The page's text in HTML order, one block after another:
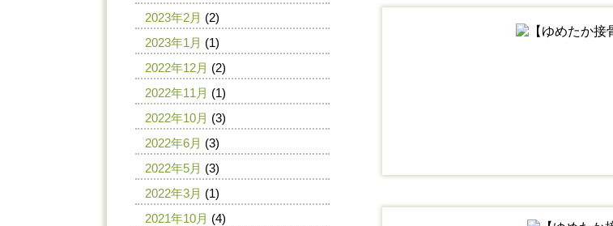
2023年2月 (2)
2023年1月 (1)
2022年12月 (2)
2022年11月 (1)
2022年10月 (3)
2022年6月 (3)
2022年5月 (3)
2022年3月 (1)
2021年10月 (4)